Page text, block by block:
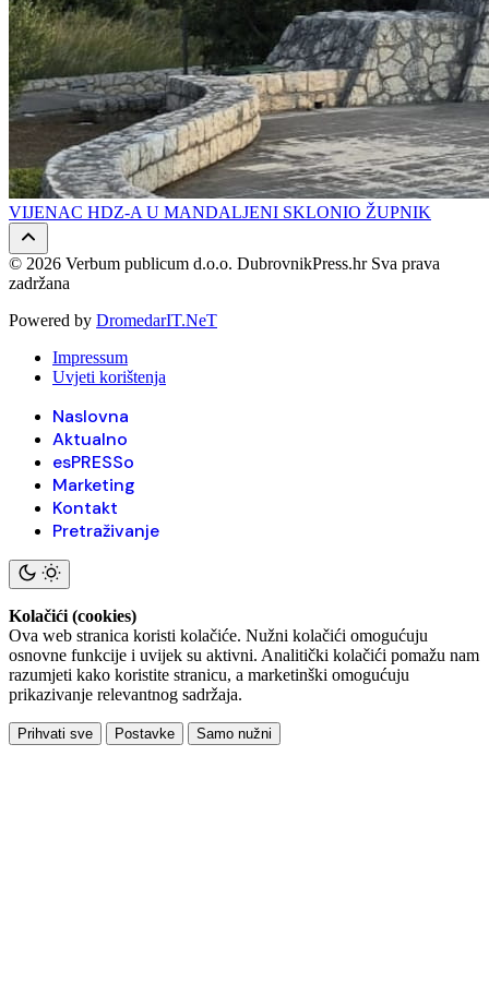
VIJENAC HDZ-A U MANDALJENI SKLONIO ŽUPNIK
© 2026 Verbum publicum d.o.o. DubrovnikPress.hr Sva prava
zadržana
Powered by DromedarIT.NeT
Impressum
Uvjeti korištenja
Naslovna
Aktualno
esPRESSo
Marketing
Kontakt
Pretraživanje
Kolačići (cookies)
Ova web stranica koristi kolačiće. Nužni kolačići omogućuju
osnovne funkcije i uvijek su aktivni. Analitički kolačići pomažu nam
razumjeti kako koristite stranicu, a marketinški omogućuju
prikazivanje relevantnog sadržaja.
Prihvati sve Postavke Samo nužni